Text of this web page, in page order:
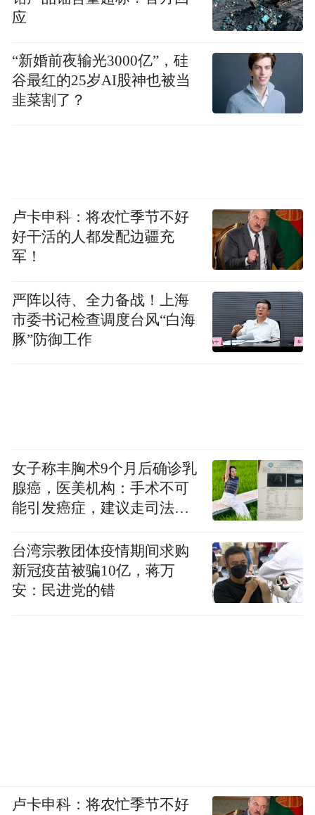
每月可以为自己多增加几千美元的收入。苏
打问Sodask平台为导师搭建的学术网络能够
让导师免除寻找客户的烦恼，从而能够专注
于与学生的学术交流。目前每天都有源源不
断地导师申请加入苏打问Sodask平台。
pictures and audios if any) is uploaded and posted
by the user of Dafeng Hao, which is a social media
platform and merely provides information storage
space services.”
应
“新婚前夜输光3000亿”，硅
谷最红的25岁AI股神也被当
韭菜割了？
卢卡申科：将农忙季节不好
好干活的人都发配边疆充
军！
严阵以待、全力备战！上海
市委书记检查调度台风“白海
豚”防御工作
女子称丰胸术9个月后确诊乳
腺癌，医美机构：手术不可
能引发癌症，建议走司法途
台湾宗教团体疫情期间求购
新冠疫苗被骗10亿，蒋万
安：民进党的错
卢卡申科：将农忙季节不好